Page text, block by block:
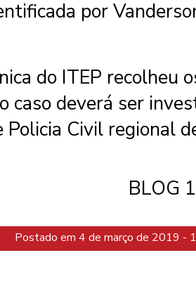
por
do ITEP recolheu
caso deverá ser
Policia Civil regional
BLOG
Postado em 4 de março de 2019 -